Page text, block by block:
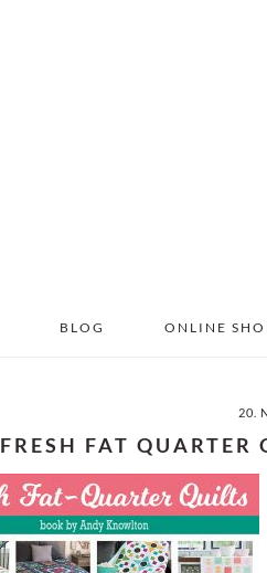
BLOG ONLINE
20.
FRESH FAT QUARTER